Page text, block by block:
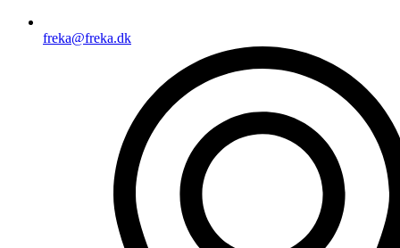
freka@freka.dk